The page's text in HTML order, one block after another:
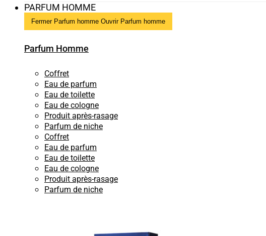
PARFUM HOMME
Fermer Parfum homme Ouvrir Parfum homme
Parfum Homme
Coffret
Eau de parfum
Eau de toilette
Eau de cologne
Produit après-rasage
Parfum de niche
Coffret
Eau de parfum
Eau de toilette
Eau de cologne
Produit après-rasage
Parfum de niche